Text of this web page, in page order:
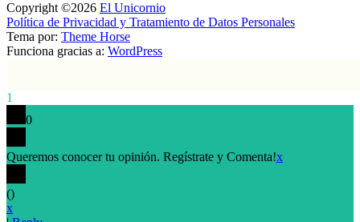
Copyright ©2026 El Unicornio
Política de Privacidad y Tratamiento de Datos Personales
Tema por: Theme Horse
Funciona gracias a: WordPress
1
0
Queremos conocer tu opinión. Regístrate y Comenta!x
()
x